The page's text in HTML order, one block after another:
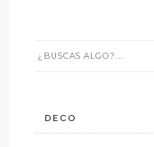
DECO